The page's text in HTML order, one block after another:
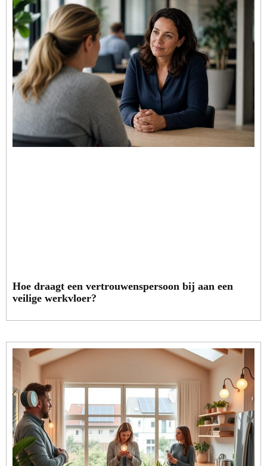
Hoe draagt een vertrouwenspersoon bij aan een
veilige werkvloer?